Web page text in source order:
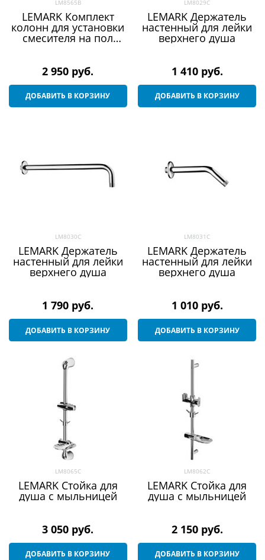
LM8565B
LEMARK Комплект
колонн для установки
смесителя на пол
2 950 руб.
ДОБАВИТЬ В КОРЗИНУ
LM8029C
LEMARK Держатель
настенный для лейки
верхнего душа
1 410 руб.
ДОБАВИТЬ В КОРЗИНУ
LM8030C
LEMARK Держатель
настенный для лейки
верхнего душа
1 790 руб.
ДОБАВИТЬ В КОРЗИНУ
LM8031C
LEMARK Держатель
настенный для лейки
верхнего душа
1 010 руб.
ДОБАВИТЬ В КОРЗИНУ
LM8065C
LEMARK Стойка для
душа с мыльницей
3 050 руб.
ДОБАВИТЬ В КОРЗИНУ
LM8062C
LEMARK Стойка для
душа с мыльницей
2 150 руб.
ДОБАВИТЬ В КОРЗИНУ